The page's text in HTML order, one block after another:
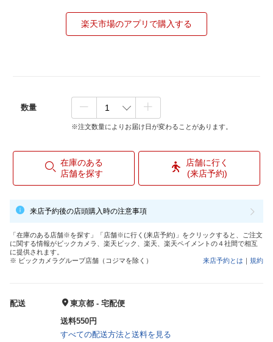
楽天市場のアプリで購入する
数量
※注文数量によりお届け日が変わることがあります。
在庫のある
店舗を探す
店舗に行く
(来店予約)
来店予約後の店頭購入時の注意事項
「在庫のある店舗※を探す」「店舗※に行く(来店予約)」をクリックすると、ご注文
に関する情報がビックカメラ、楽天ビック、楽天、楽天ペイメントの４社間で相互
に提供されます。
※ ビックカメラグループ店舗（コジマを除く）
来店予約とは ｜ 規約
配送
東京都 - 宅配便
送料550円
すべての配送方法と送料を見る